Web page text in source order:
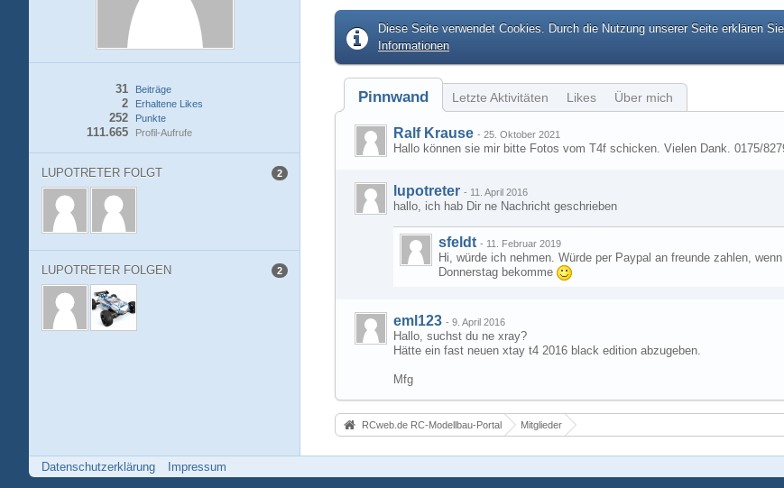
Beiträge
31
Erhaltene Likes
2
Punkte
252
Profil-Aufrufe
111.665
LUPOTRETER FOLGT 2
LUPOTRETER FOLGEN 2
Diese Seite verwendet Cookies. Durch die Nutzung unserer Seite erklären
Informationen
Pinnwand Letzte Aktivitäten Likes Über mich
Ralf Krause - 25. Oktober 2021
Hallo können sie mir bitte Fotos vom T4f schicken. Vielen Dank. 0175/
lupotreter - 11. April 2016
hallo, ich hab Dir ne Nachricht geschrieben
sfeldt - 11. Februar 2019
Hi, würde ich nehmen. Würde per Paypal an freunde zahlen,
Donnerstag bekomme
eml123 - 9. April 2016
Hallo, suchst du ne xray?
Hätte ein fast neuen xtay t4 2016 black edition abzugeben.
Mfg
RCweb.de RC-Modellbau-Portal Mitglieder
Datenschutzerklärung Impressum